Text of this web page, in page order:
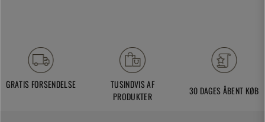
GRATIS FORSENDELSE
TUSINDVIS AF
PRODUKTER
30 DAGES ÅBENT KØB